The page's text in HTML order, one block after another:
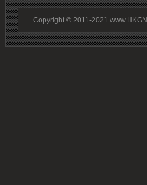
Copyright © 2011-2021